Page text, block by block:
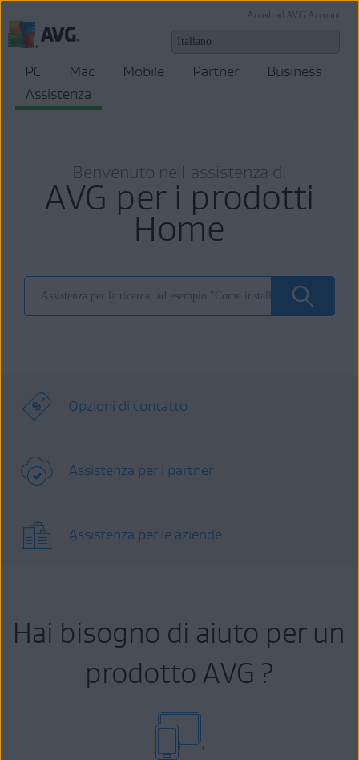
Accedi ad AVG Account
PC Mac Mobile Partner
Business
Assistenza
Benvenuto nell'assistenza di
AVG per i prodotti
Home
Opzioni di contatto
Assistenza per i partner
Assistenza per le aziende
Hai bisogno di aiuto per un
prodotto AVG ?